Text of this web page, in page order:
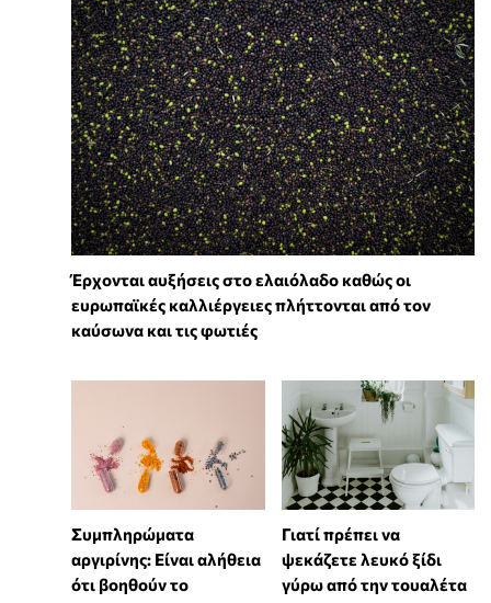
Έρχονται αυξήσεις στο ελαιόλαδο καθώς οι
ευρωπαϊκές καλλιέργειες πλήττονται από τον
καύσωνα και τις φωτιές
⁠Συμπληρώματα
αργιρίνης: Είναι αλήθεια
ότι βοηθούν το
Γιατί πρέπει να
ψεκάζετε λευκό ξίδι
γύρω από την τουαλέτα